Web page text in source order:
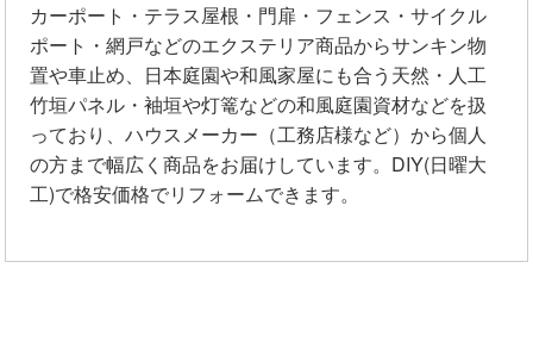
カーポート・テラス屋根・門扉・フェンス・サイクル
ポート・網戸などのエクステリア商品からサンキン物
置や車止め、日本庭園や和風家屋にも合う天然・人工
竹垣パネル・袖垣や灯篭などの和風庭園資材などを扱
っており、ハウスメーカー（工務店様など）から個人
の方まで幅広く商品をお届けしています。DIY(日曜大
工)で格安価格でリフォームできます。